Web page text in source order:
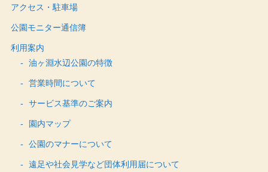
アクセス・駐車場
公園モニター通信簿
利用案内
油ヶ淵水辺公園の特徴
営業時間について
サービス基準のご案内
園内マップ
公園のマナーについて
遠足や社会見学など団体利用届について